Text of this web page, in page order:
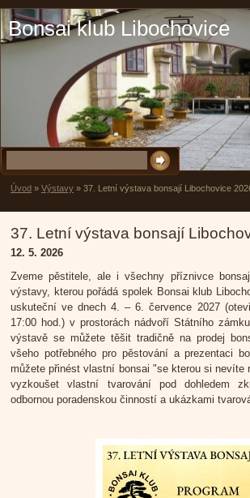
Bonsai klub Libochovice
Úvod » Výstavy » 37. Letní výstava bonsají Libochovice
37. Letní výstava bonsají
12. 5. 2026
Zveme pěstitele, ale i všechny příznivce
výstavy, kterou pořádá spolek Bonsai klub
uskuteční ve dnech 4. – 6. července 2027
17:00 hod.) v prostorách nádvoří Státního
výstavě se můžete těšit tradičně na prodej
všeho potřebného pro pěstování a prezentaci
můžete přinést vlastní bonsai "se kterou si nevíte
vyzkoušet vlastní tvarování pod dohledem
odbornou poradenskou činností a ukázkami